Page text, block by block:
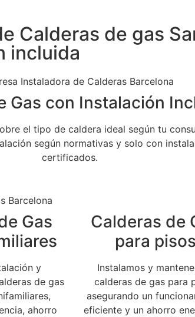
Calderas de gas
incluida
Gas con Instalación
el tipo de caldera ideal según tu
según normativas y solo con
certificados.
Gas
y
de gas
ahorro
Calderas de
para pisos
Instalamos y
calderas de gas para
asegurando un
eficiente y un ahorro